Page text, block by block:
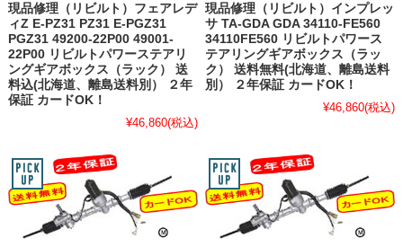
現品修理（リビルト）フェアレデ
ィZ E-PZ31 PZ31 E-PGZ31
PGZ31 49200-22P00 49001-
22P00 リビルトパワーステアリ
ングギアボックス（ラック） 送
料込(北海道、離島送料別） ２年
保証 カードOK！
¥46,860(税込)
現品修理（リビルト）インプレッ
サ TA-GDA GDA 34110-FE560
34110FE560 リビルトパワース
テアリングギアボックス（ラッ
ク） 送料無料(北海道、離島送料
別） ２年保証 カードOK！
¥46,860(税込)